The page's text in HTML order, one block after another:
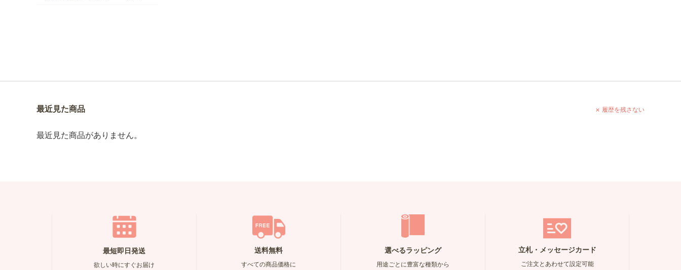
最近見た商品 履歴を残さない
最近見た商品がありません。
最短即日発送
欲しい時にすぐお届け
送料無料
すべての商品価格に
選べるラッピング
用途ごとに豊富な種類から
立札・メッセージカード
ご注文とあわせて設定可能